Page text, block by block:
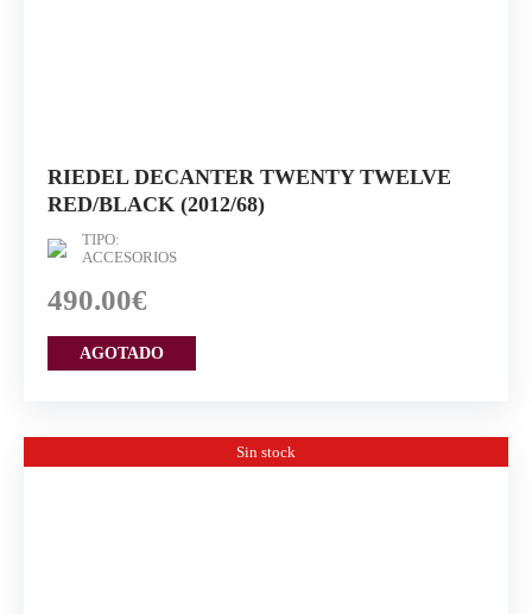
RIEDEL DECANTER TWENTY TWELVE
RED/BLACK (2012/68)
TIPO:
ACCESORIOS
490.00€
AGOTADO
Sin stock